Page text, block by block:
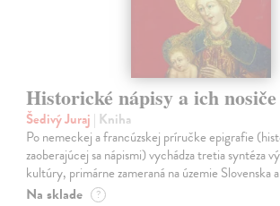
Historické nápisy a ich nosiče
Šedivý Juraj | Kniha
Po nemeckej a francúzskej príručke epigrafie
zaoberajúcej sa nápismi) vychádza tretia syntéza
kultúry, primárne zameraná na územie Slovenska
Na sklade ?